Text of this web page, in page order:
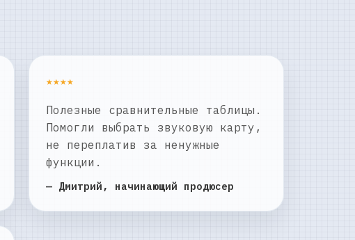
★★★★
Полезные сравнительные таблицы.
Помогли выбрать звуковую карту,
не переплатив за ненужные
функции.
— Дмитрий, начинающий продюсер